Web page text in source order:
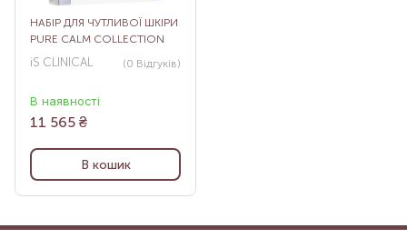
НАБІР ДЛЯ ЧУТЛИВОЇ ШКІРИ
PURE CALM COLLECTION
iS CLINICAL (0 Відгуків)
В наявності
11 565 ₴
В кошик